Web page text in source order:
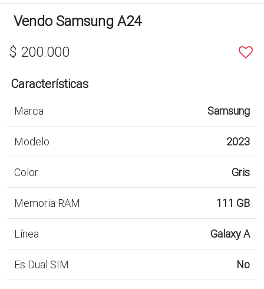
Vendo Samsung A24
$ 200.000
Características
Marca Samsung
Modelo 2023
Color Gris
Memoria RAM 111 GB
Línea Galaxy A
Es Dual SIM No